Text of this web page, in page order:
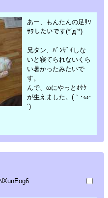
あー、もんたんの足ｻﾜ
ｻﾜしたいです(*´д`*)
兄タン、ﾊﾞﾝｻﾞｲしな
いと寝てられないくら
い暑かったみたいで
す。
んで、ωにやっとｵｹｹ
が生えました。(｀･ω･
´)